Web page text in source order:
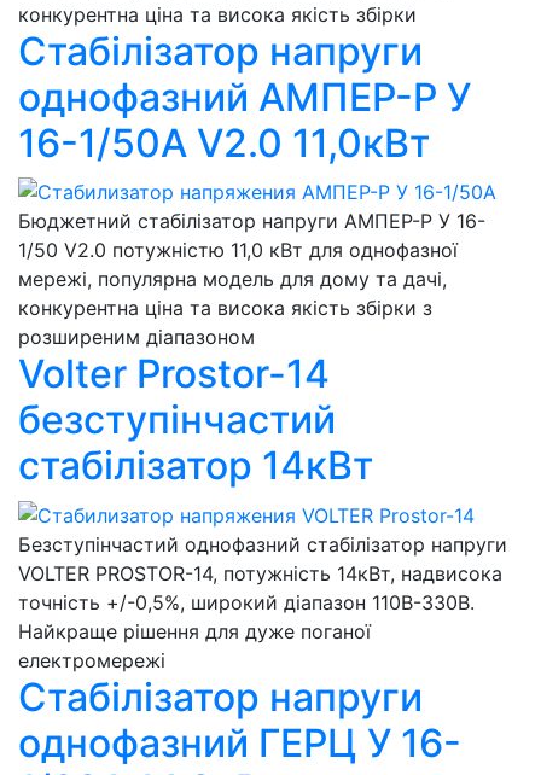
конкурентна ціна та висока якість збірки
Стабілізатор напруги
однофазний АМПЕР-Р У
16-1/50А V2.0 11,0кВт
Бюджетний стабілізатор напруги АМПЕР-Р У 16-
1/50 V2.0 потужністю 11,0 кВт для однофазної
мережі, популярна модель для дому та дачі,
конкурентна ціна та висока якість збірки з
розширеним діапазоном
Volter Prostor-14
безступінчастий
стабілізатор 14кВт
Безступінчастий однофазний стабілізатор напруги
VOLTER PROSTOR-14, потужність 14кВт, надвисока
точність +/-0,5%, широкий діапазон 110В-330В.
Найкраще рішення для дуже поганої
електромережі
Стабілізатор напруги
однофазний ГЕРЦ У 16-